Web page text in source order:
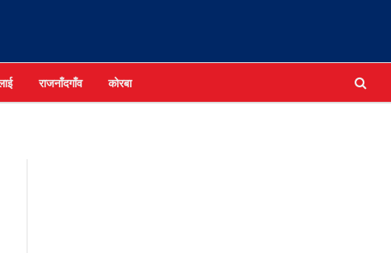
राजनाँदगाँव कोरबा